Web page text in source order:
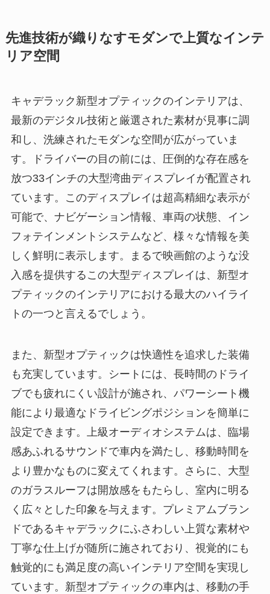
先進技術が織りなすモダンで上質なインテ
リア空間
キャデラック新型オプティックのインテリアは、
最新のデジタル技術と厳選された素材が見事に調
和し、洗練されたモダンな空間が広がっていま
す。ドライバーの目の前には、圧倒的な存在感を
放つ33インチの大型湾曲ディスプレイが配置され
ています。このディスプレイは超高精細な表示が
可能で、ナビゲーション情報、車両の状態、イン
フォテインメントシステムなど、様々な情報を美
しく鮮明に表示します。まるで映画館のような没
入感を提供するこの大型ディスプレイは、新型オ
プティックのインテリアにおける最大のハイライ
トの一つと言えるでしょう。
また、新型オプティックは快適性を追求した装備
も充実しています。シートには、長時間のドライ
ブでも疲れにくい設計が施され、パワーシート機
能により最適なドライビングポジションを簡単に
設定できます。上級オーディオシステムは、臨場
感あふれるサウンドで車内を満たし、移動時間を
より豊かなものに変えてくれます。さらに、大型
のガラスルーフは開放感をもたらし、室内に明る
く広々とした印象を与えます。プレミアムブラン
ドであるキャデラックにふさわしい上質な素材や
丁寧な仕上げが随所に施されており、視覚的にも
触覚的にも満足度の高いインテリア空間を実現し
ています。新型オプティックの車内は、移動の手